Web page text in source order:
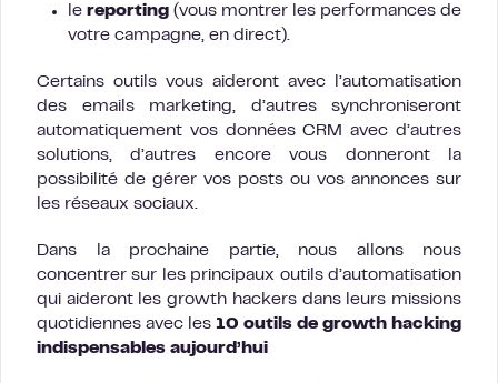
le reporting (vous montrer les performances de
votre campagne, en direct).
Certains outils vous aideront avec l’automatisation
des emails marketing, d’autres synchroniseront
automatiquement vos données CRM avec d’autres
solutions, d’autres encore vous donneront la
possibilité de gérer vos posts ou vos annonces sur
les réseaux sociaux.
Dans la prochaine partie, nous allons nous
concentrer sur les principaux outils d’automatisation
qui aideront les growth hackers dans leurs missions
quotidiennes avec les 10 outils de growth hacking
indispensables aujourd’hui